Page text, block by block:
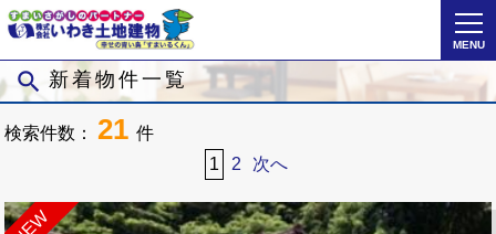
MENU
search 新着物件一覧
検索件数：21件
1
2 次へ